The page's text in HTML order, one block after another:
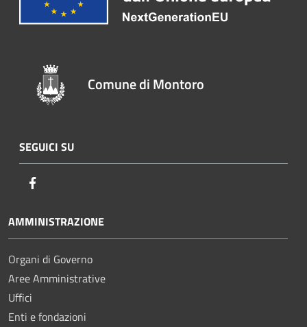
Comune di Montoro
SEGUICI SU
AMMINISTRAZIONE
Organi di Governo
Aree Amministrative
Uffici
Enti e fondazioni